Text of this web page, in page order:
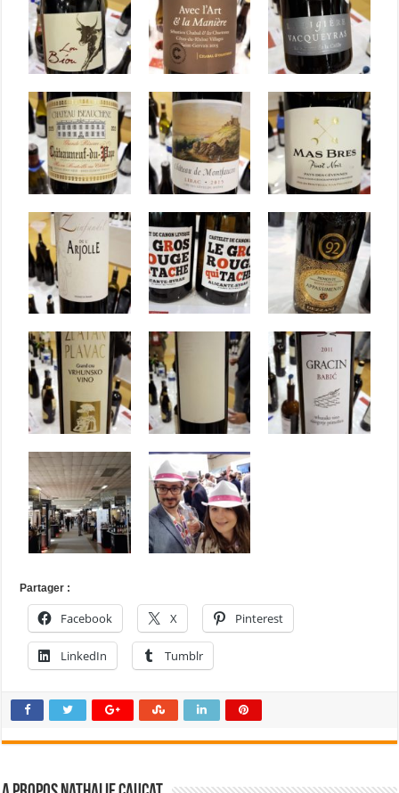
Partager :
Facebook X Pinterest
LinkedIn Tumblr